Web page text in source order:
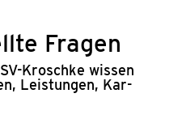
Fra­gen
Krosch­ke wis­sen
Leis­tun­gen, Kar­